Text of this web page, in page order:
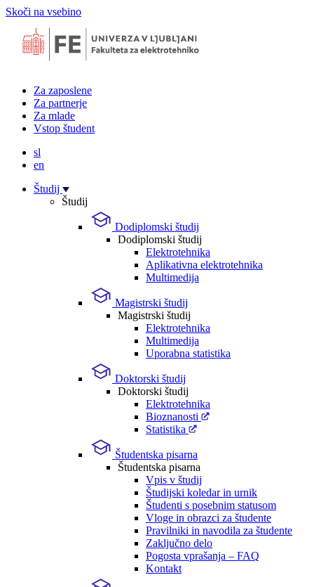
Skoči na vsebino
Za zaposlene
Za partnerje
Za mlade
Vstop študent
sl
en
Študij
Študij
Dodiplomski študij
Dodiplomski študij
Elektrotehnika
Aplikativna elektrotehnika
Multimedija
Magistrski študij
Magistrski študij
Elektrotehnika
Multimedija
Uporabna statistika
Doktorski študij
Doktorski študij
Elektrotehnika
Bioznanosti
Statistika
Študentska pisarna
Študentska pisarna
Vpis v študij
Študijski koledar in urnik
Študenti s posebnim statusom
Vloge in obrazci za študente
Pravilniki in navodila za študente
Zaključno delo
Pogosta vprašanja – FAQ
Kontakt